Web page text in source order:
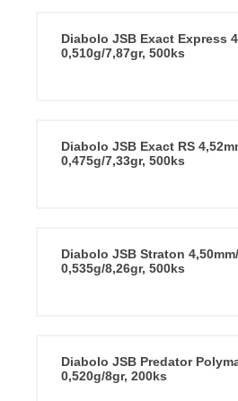
Diabolo JSB Exact Express
0,510g/7,87gr, 500ks
Diabolo JSB Exact RS
0,475g/7,33gr, 500ks
Diabolo JSB Straton
0,535g/8,26gr, 500ks
Diabolo JSB Predator
0,520g/8gr, 200ks